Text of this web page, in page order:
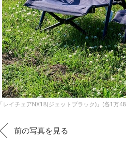
「レイチェアNX18(ジェットブラック)」(各1万
前の写真を見る